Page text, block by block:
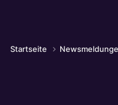
Startseite